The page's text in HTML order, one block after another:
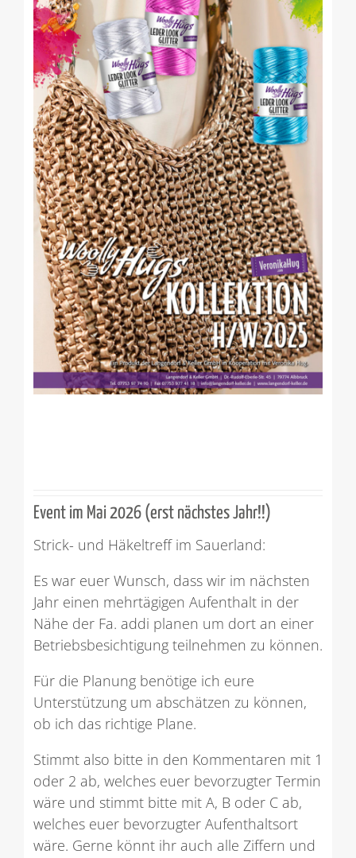
Event im Mai 2026 (erst nächstes Jahr!!)
Strick- und Häkeltreff im Sauerland:
Es war euer Wunsch, dass wir im nächsten
Jahr einen mehrtägigen Aufenthalt in der
Nähe der Fa. addi planen um dort an einer
Betriebsbesichtigung teilnehmen zu können.
Für die Planung benötige ich eure
Unterstützung um abschätzen zu können,
ob ich das richtige Plane.
Stimmt also bitte in den Kommentaren mit 1
oder 2 ab, welches euer bevorzugter Termin
wäre und stimmt bitte mit A, B oder C ab,
welches euer bevorzugter Aufenthaltsort
wäre. Gerne könnt ihr auch alle Ziffern und